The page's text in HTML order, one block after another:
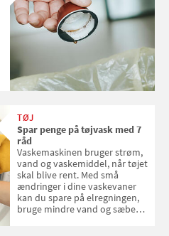
TØJ
Spar penge på tøjvask med 7
råd
Vaskemaskinen bruger strøm,
vand og vaskemiddel, når tøjet
skal blive rent. Med små
ændringer i dine vaskevaner
kan du spare på elregningen,
bruge mindre vand og sæbe